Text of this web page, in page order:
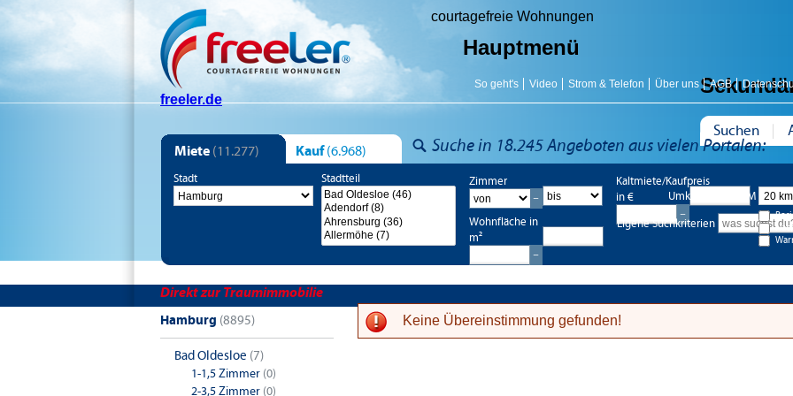
courtagefreie Wohnungen
Hauptmenü
AGB
Über uns
Strom & Telefon
Video
So geht's
Suchen
freeler.de
Suche in 18.245 Angeboten aus vielen Portalen:
Miete (11.277) Kauf (6.968)
Stadt Stadtteil
Kaltmiete/Kaufpreis
in €
Wohnfläche in
m²
Zimmer
Eigene Suchkriterien
Umkreis bis 20 KM
Direkt zur Traumimmobilie
Hamburg (8895)
Bad Oldesloe (7)
1-1,5 Zimmer (0)
2-3,5 Zimmer (0)
Keine Übereinstimmung gefunden!